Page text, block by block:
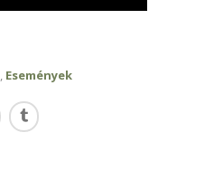
, Események